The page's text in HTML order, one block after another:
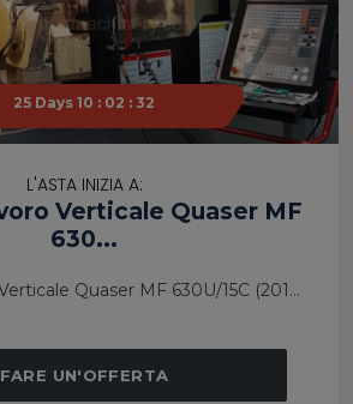
L'ASTA INIZIA A:
25 Days 10 : 02 : 31
Verticale Quaser MF
630...
Quaser MF 630U/15C (201...
FARE UN'OFFERTA
25 Days 10 : 02 : 31